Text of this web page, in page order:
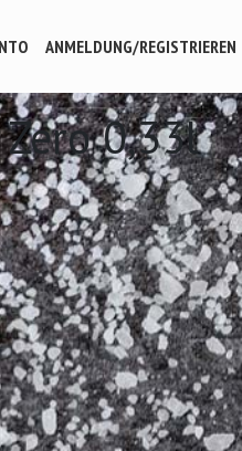
ANMELDUNG/REGISTRIEREN
0,33l